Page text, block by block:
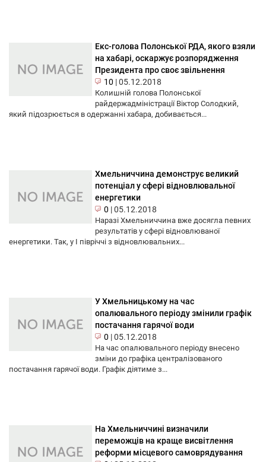
Екс-голова Полонської РДА, якого взяли
на хабарі, оскаржує розпорядження
Президента про своє звільнення
10 |05.12.2018
Колишній голова Полонської
райдержадміністрації Віктор Солодкий,
який підозрюється в одержанні хабара, добивається...
Хмельниччина демонструє великий
потенціал у сфері відновлювальної
енергетики
0 |05.12.2018
Наразі Хмельниччина вже досягла певних
результатів у сфері відновлюваної
енергетики. Так, у I півріччі з відновлювальних...
У Хмельницькому на час
опалювального періоду змінили графік
постачання гарячої води
0 |05.12.2018
На час опалювального періоду внесено
зміни до графіка централізованого
постачання гарячої води. Графік діятиме з...
На Хмельниччині визначили
переможців на краще висвітлення
реформи місцевого самоврядування